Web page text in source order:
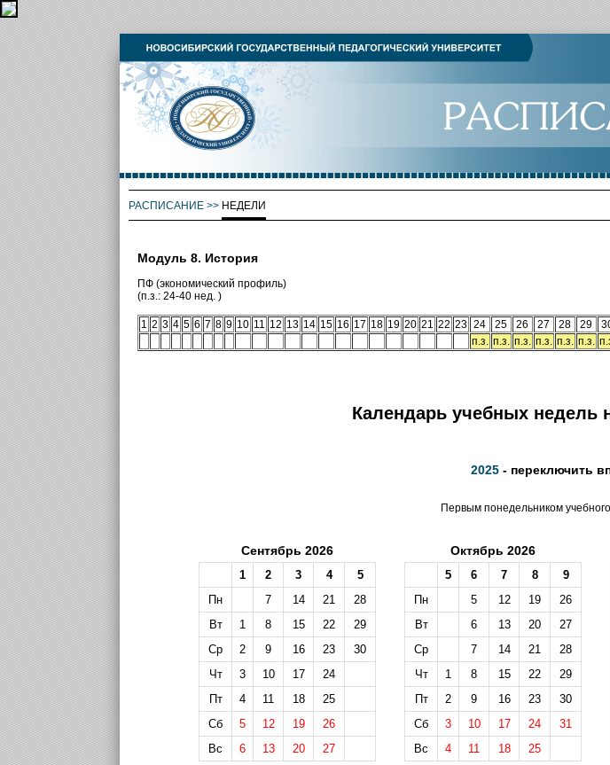
РАСПИСАНИЕ>> НЕДЕЛИ
Модуль 8. История
ПФ (экономический профиль)
(п.з.: 24-40 нед. )
1 2 3 4 5 6 7 8 9 10 11 12 13 14 15 16 17 18 19 20 21 22 23 24 25 26 27 28 29
п.з. п.з. п.з. п.з. п.з. п.з.
Календарь учебных недель
2025- переключить
Первым понедельником
Сентябрь 2026
1 2 3 4
5
Пн
7 14 21
28
Вт
1 8 15 22
29
Ср
2 9 16 23
30
Чт
3 10 17
24
Пт
4 11 18
25
Сб
5 12 19
26
Вс
6 13 20 27
Октябрь 2026
5 6 7 8
9
Пн
5 12 19
26
Вт
6 13 20
27
Ср
7 14 21
28
Чт
1 8 15 22
29
Пт
2 9 16 23
30
Сб
3 10 17 24
31
Вс
4 11 18 25